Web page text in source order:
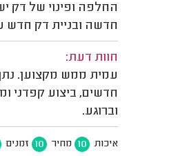
החלפה ופינוי של דק
חדשה ובניית דק חדש
חוות דעת:
עמית ממש מקצוען. נתן
חדשים, ביצוע קפדני
וברוגע.
איכות 10 מחיר 10 זמנים